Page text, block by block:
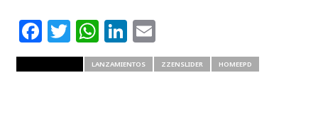
Facebook
Twitter
WhatsApp
LinkedIn
Email
LANZAMIENTOS ZZENSLIDER HOMEEPD